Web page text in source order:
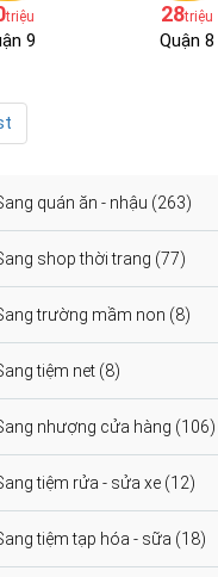
triệu
9
28triệu
Quận 8
quán ăn - nhậu (263)
shop thời trang (77)
trường mầm non (8)
tiệm net (8)
nhượng cửa hàng (106)
tiệm rửa - sửa xe (12)
tiệm tạp hóa - sữa (18)